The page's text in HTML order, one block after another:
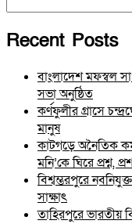
Recent Posts
বাংলাদেশ মফস্বল
সভা অনুষ্ঠিত
কর্ণফুলীর গ্রাসে
মানুষ
কাটগড়ে অনৈতিক
মনি’কে ঘিরে প্রশ্ন,
বিশ্বম্ভরপুরে
সাক্ষাৎ
তাহিরপুরে ভারতীয়